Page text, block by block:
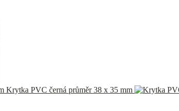
Krytka PVC černá průměr 38 x 35 mm